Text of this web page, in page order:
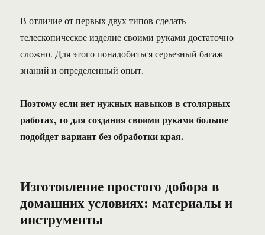
В отличие от первых двух типов сделать
телескопическое изделие своими руками достаточно
сложно. Для этого понадобиться серьезный багаж
знаний и определенный опыт.
Поэтому если нет нужных навыков в столярных
работах, то для создания своими руками больше
подойдет вариант без обработки края.
Изготовление простого добора в
домашних условиях: материалы и
инструменты